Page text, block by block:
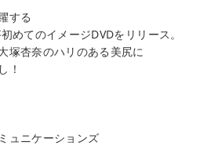
する
めてのイメージDVDをリリース。
塚杏奈のハリのある美尻に
！
ュニケーションズ